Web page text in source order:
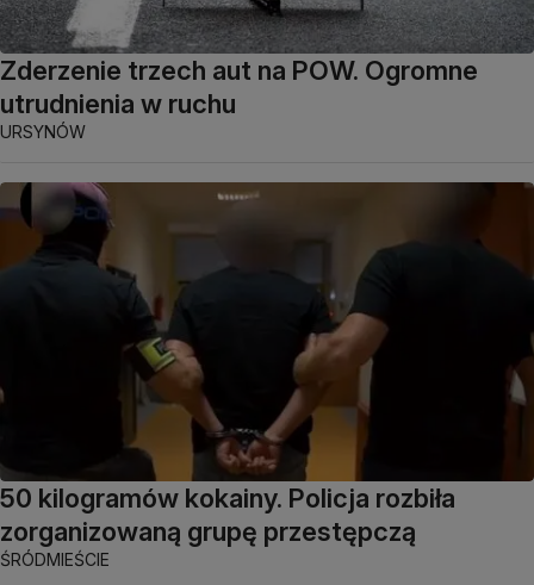
Zderzenie trzech aut na POW. Ogromne
utrudnienia w ruchu
URSYNÓW
50 kilogramów kokainy. Policja rozbiła
zorganizowaną grupę przestępczą
ŚRÓDMIEŚCIE